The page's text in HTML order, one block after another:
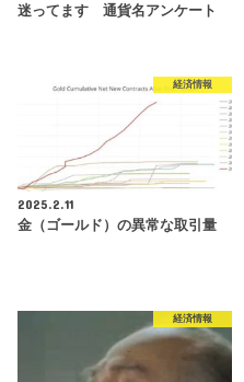
迷ってます 通貨名アンケート
経済情報
2025.2.11
金（ゴールド）の異常な取引量
経済情報